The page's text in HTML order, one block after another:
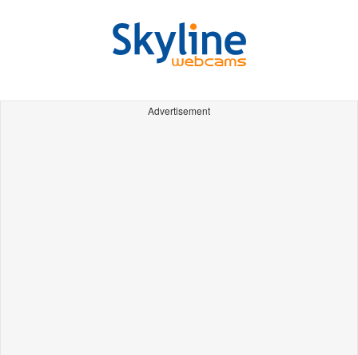
Advertisement